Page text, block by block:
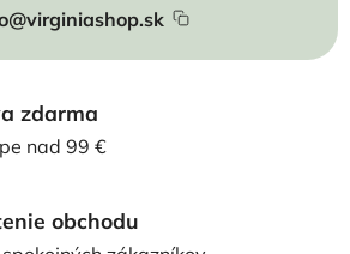
zdarma
nad 99 €
obchodu